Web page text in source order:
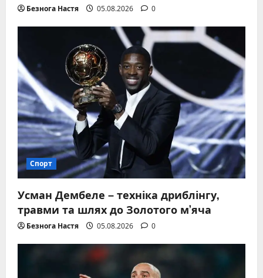
Безнога Настя 05.08.2026 0
Спорт
Усман Дембеле – техніка дриблінгу,
травми та шлях до Золотого м’яча
Безнога Настя 05.08.2026 0